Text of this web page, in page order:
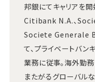
邦銀にてキャリアを
Citibank N.A.、
Societe Generale
て、プライベートバン
業務に従事。海外勤
またがるグローバル